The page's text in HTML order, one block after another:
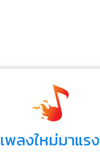
เพลงใหม่มาแรง